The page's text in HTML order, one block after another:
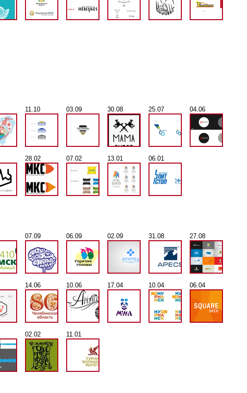
11.10 03.09 30.08 25.07 04.06
28.02 07.02 13.01 06.01
07.09 06.09 02.09 31.08 27.08
14.06 10.06 17.04 10.04 06.04
02.02 11.01